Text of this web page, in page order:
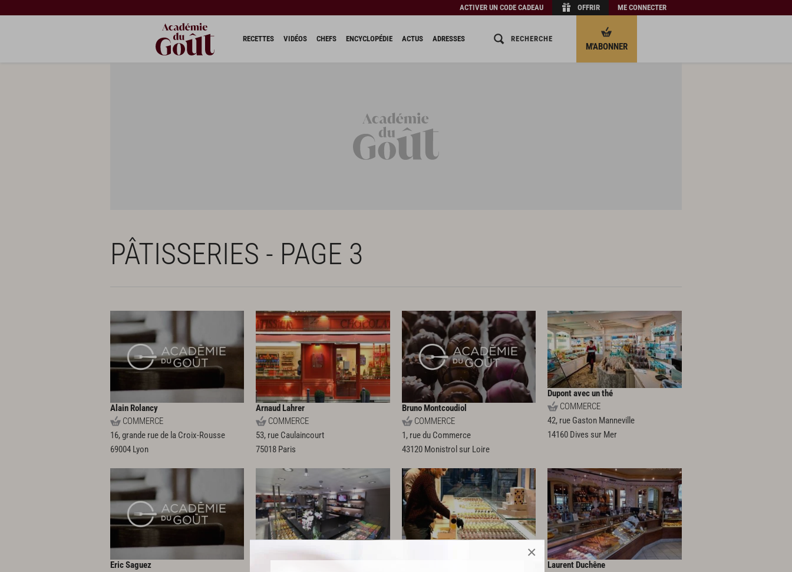
×
ACTIVER UN CODE CADEAU OFFRIR ME CONNECTER
RECETTES VIDÉOS CHEFS ENCYCLOPÉDIE ACTUS ADRESSES RECHERCHE
M'ABONNER
PÂTISSERIES - PAGE 3
Alain Rolancy
COMMERCE
16, grande rue de la Croix-Rousse
69004 Lyon
Arnaud Lahrer
COMMERCE
53, rue Caulaincourt
75018 Paris
Bruno Montcoudiol
COMMERCE
1, rue du Commerce
43120 Monistrol sur Loire
Dupont avec un thé
COMMERCE
42, rue Gaston Manneville
14160 Dives sur Mer
Eric Saguez
Laurent Duchêne